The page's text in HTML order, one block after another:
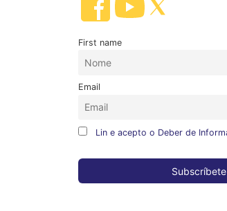
First name
Email
Lin e acepto o Deber de